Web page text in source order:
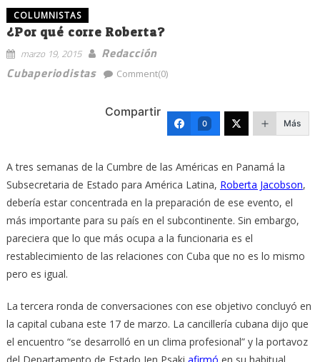
COLUMNISTAS
¿Por qué corre Roberta?
marzo 19, 2015
Redacción
Cubaperiodistas
Comment(0)
Compartir
0 Más
A tres semanas de la Cumbre de las Américas en Panamá la
Subsecretaria de Estado para América Latina, Roberta Jacobson,
debería estar concentrada en la preparación de ese evento, el
más importante para su país en el subcontinente. Sin embargo,
pareciera que lo que más ocupa a la funcionaria es el
restablecimiento de las relaciones con Cuba que no es lo mismo
pero es igual.
La tercera ronda de conversaciones con ese objetivo concluyó en
la capital cubana este 17 de marzo. La cancillería cubana dijo que
el encuentro “se desarrolló en un clima profesional” y la portavoz